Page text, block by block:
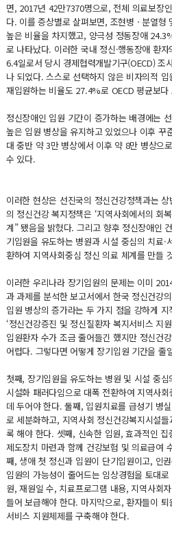
면, 2017년 42만7370명으로, 전체 의료보장
다. 이를 증상별로 살펴보면, 조현병ㆍ분열
높은 비율을 차지했고, 양극성 정동장애
로 나타났다. 이러한 국내 정신·행동장애 환
6.4일로서 당시 경제협력개발기구(OECD) 조
나 되었다. 스스로 선택하지 않은 비자의적
재입원하는 비율도 27.4%로 OECD 평균보다
정신장애인 입원 기간이 증가하는 배경에는
높은 입원 병상을 유지하고 있었으나 이후 꾸
대 중반 약 3만 병상에서 이후 약 8만 병상으
수 있다.
이러한 현상은 선진국의 정신건강정책과는
의 정신건강 복지정책은 ‘지역사회에서의 회
계” 됐음을 밝혔다. 그리고 향후 정신장애인
기입원을 유도하는 병원과 시설 중심의 치료
환하여 지역사회중심 정신 의료 체계를 만들
이러한 우리나라 장기입원의 문제는 이미
과 과제를 분석한 보고서에서 한국 정신건강
입원 병상의 증가라는 두 가지 점을 강하게
‘정신건강증진 및 정신질환자 복지서비스 지
입원환자 수가 조금 줄어들긴 했지만 정신건
어렵다. 그렇다면 어떻게 장기입원 기간을 줄
첫째, 장기입원을 유도하는 병원 및 시설 중
시설화 패러다임으로 대폭 전환하여 지역사
데 두어야 한다. 둘째, 입원치료를 급성기 병
로 세분화하고, 지역사회 정신건강복지시설
록 해야 한다. 셋째, 신속한 입원, 효과적인
제도장치 마련과 함께 건강보험 및 의료급여
째, 생애 첫 정신과 입원이 단기입원이고, 인
입원의 가능성이 줄어드는 임상경험을 토대
원, 재원일 수, 치료프로그램 내용, 지역사회
들어 보급해야 한다. 마지막으로, 환자들이
서비스 지원체제를 구축해야 한다.